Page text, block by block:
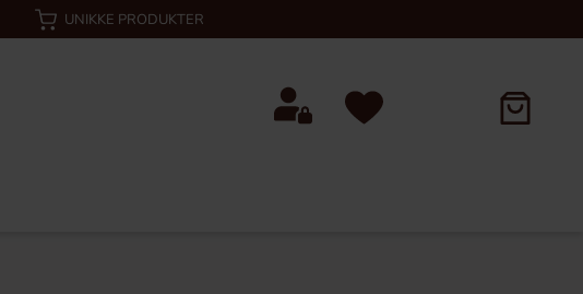
UNIKKE PRODUKTER